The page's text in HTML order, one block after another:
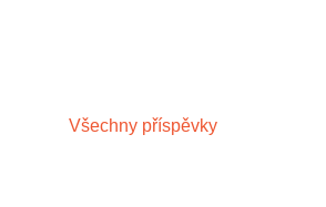
Všechny příspěvky